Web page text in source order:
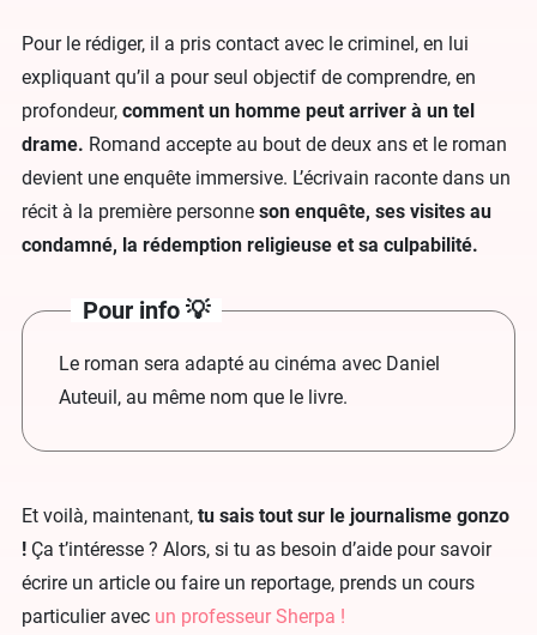
Pour le rédiger, il a pris contact avec le criminel, en lui
expliquant qu’il a pour seul objectif de comprendre, en
profondeur, comment un homme peut arriver à un tel
drame. Romand accepte au bout de deux ans et le roman
devient une enquête immersive. L’écrivain raconte dans un
récit à la première personne son enquête, ses visites au
condamné, la rédemption religieuse et sa culpabilité.
Pour info 💡
Le roman sera adapté au cinéma avec Daniel
Auteuil, au même nom que le livre.
Et voilà, maintenant, tu sais tout sur le journalisme gonzo
! Ça t’intéresse ? Alors, si tu as besoin d’aide pour savoir
écrire un article ou faire un reportage, prends un cours
particulier avec un professeur Sherpa !